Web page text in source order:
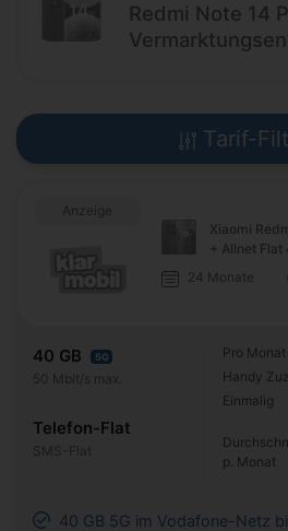
Redmi Note 14
Tarif-
Anzeige
Xiaomi
+ Allnet Flat
24 Monate
40 GB 5G
50 Mbit/s max.
Telefon-Flat
SMS-Flat
Pro Monat
Handy
Einmalig
p. Monat
40 GB 5G im Vodafone-Netz